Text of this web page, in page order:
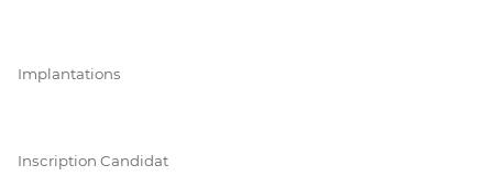
Implantations
Inscription Candidat